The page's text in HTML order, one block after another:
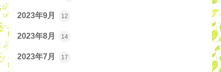
2023年9月 12
2023年8月 14
2023年7月 17